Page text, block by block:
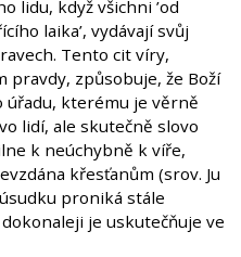
lidu, když všichni ’od
laika’, vydávají svůj
Tento cit víry,
pravdy, způsobuje, že Boží
úřadu, kterému je věrně
lidí, ale skutečně slovo
k neúchybně k víře,
křesťanům (srov. Ju
proniká stále
je uskutečňuje ve